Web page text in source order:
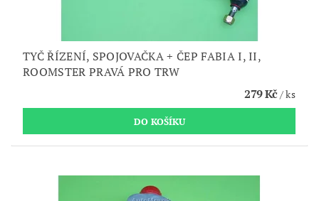
TYČ ŘÍZENÍ, SPOJOVAČKA + ČEP FABIA I, II,
ROOMSTER PRAVÁ PRO TRW
279 Kč/ ks